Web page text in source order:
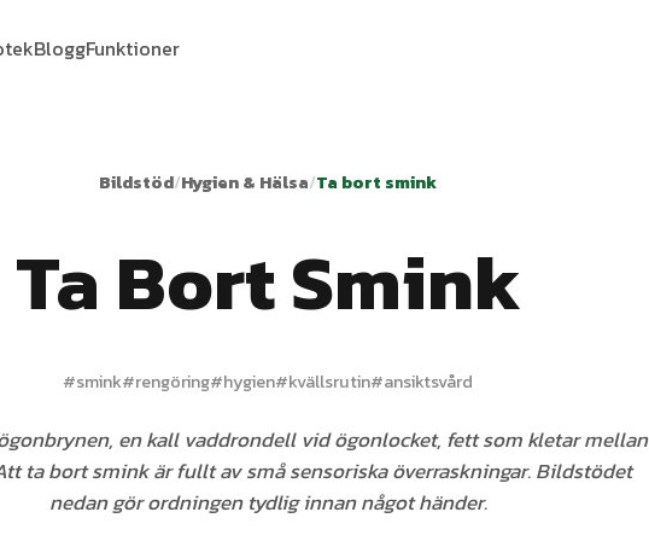
BloggFunktioner
Bildstöd/Hygien & Hälsa/Ta bort smink
Ta Bort Smink
#smink#rengöring#hygien#kvällsrutin#ansiktsvård
en kall vaddrondell vid ögonlocket, fett som kletar mellan
ta bort smink är fullt av små sensoriska överraskningar. Bildstödet
nedan gör ordningen tydlig innan något händer.